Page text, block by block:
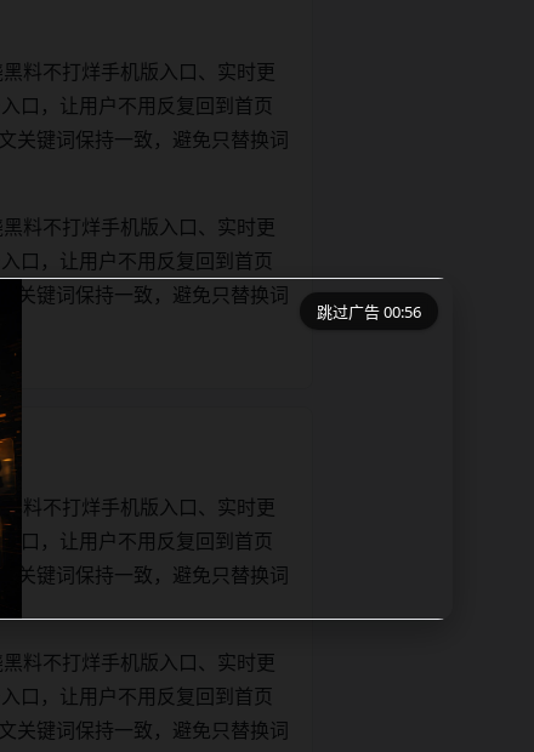
料不打烊手机版入口、实时更
口，让用户不用反复回到首页
关键词保持一致，避免只替换词
料不打烊手机版入口、实时更
口，让用户不用反复回到首页
关键词保持一致，避免只替换词
料不打烊手机版入口、实时更
口，让用户不用反复回到首页
关键词保持一致，避免只替换词
料不打烊手机版入口、实时更
口，让用户不用反复回到首页
关键词保持一致，避免只替换词
跳过广告 00:56